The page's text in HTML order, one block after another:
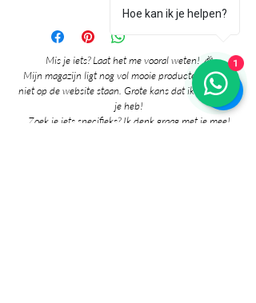
Mis je iets? Laat het me vooral weten! 🎉
Mijn magazijn ligt nog vol mooie producten die nog
niet op de website staan. Grote kans dat ik het al voor
je heb!
Zoek je iets specifieks? Ik denk graag met je mee!
Hoe kan ik je helpen?
1